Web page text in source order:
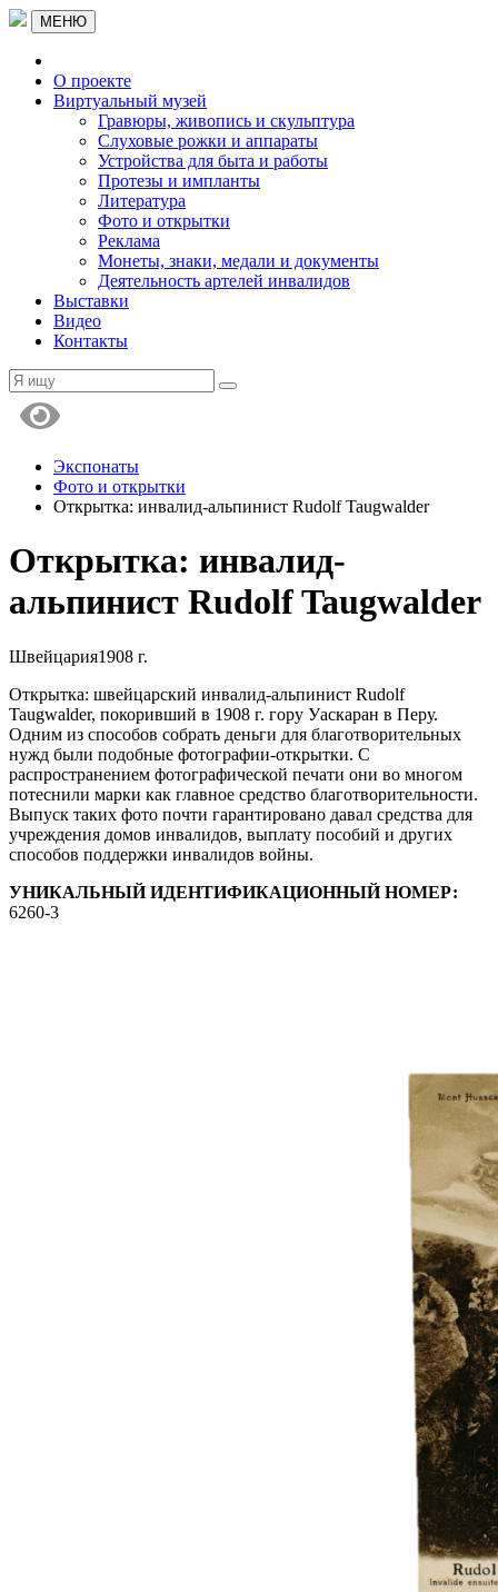
МЕНЮ
О проекте
Виртуальный музей
Гравюры, живопись и скульптура
Слуховые рожки и аппараты
Устройства для быта и работы
Протезы и импланты
Литература
Фото и открытки
Реклама
Монеты, знаки, медали и документы
Деятельность артелей инвалидов
Выставки
Видео
Контакты
Экспонаты
Фото и открытки
Открытка: инвалид-альпинист Rudolf Taugwalder
Открытка: инвалид-
альпинист Rudolf Taugwalder
Швейцария1908 г.
Открытка: швейцарский инвалид-альпинист Rudolf
Taugwalder, покоривший в 1908 г. гору Уаскаран в Перу.
Одним из способов собрать деньги для благотворительных
нужд были подобные фотографии-открытки. С
распространением фотографической печати они во многом
потеснили марки как главное средство благотворительности.
Выпуск таких фото почти гарантировано давал средства для
учреждения домов инвалидов, выплату пособий и других
способов поддержки инвалидов войны.
УНИКАЛЬНЫЙ ИДЕНТИФИКАЦИОННЫЙ НОМЕР:
6260-3